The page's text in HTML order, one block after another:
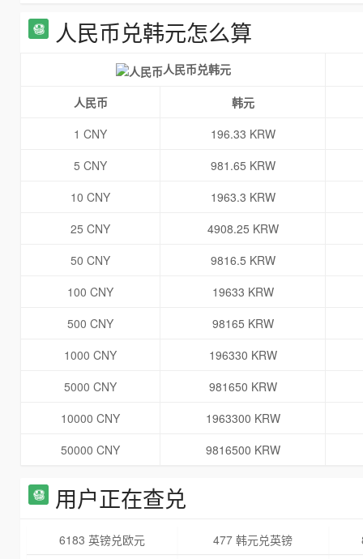
人民币兑韩元怎么算
人民币兑韩元
人民币
韩元
1 CNY
196.33 KRW
5 CNY
981.65 KRW
10 CNY
1963.3 KRW
25 CNY
4908.25 KRW
50 CNY
9816.5 KRW
100 CNY
19633 KRW
500 CNY
98165 KRW
1000 CNY
196330 KRW
5000 CNY
981650 KRW
10000 CNY
1963300 KRW
50000 CNY
9816500 KRW
用户正在查兑
6183 英镑兑欧元 477 韩元兑英镑